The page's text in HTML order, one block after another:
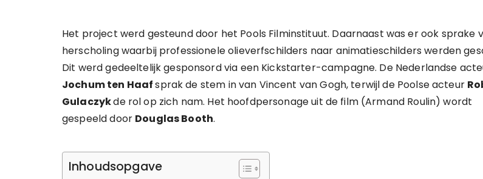
Het project werd gesteund door het Pools Filminstituut. Daarnaast was er ook sprake
herscholing waarbij professionele olieverfschilders naar animatieschilders werden
Dit werd gedeeltelijk gesponsord via een Kickstarter-campagne. De Nederlandse
Jochum ten Haafsprak de stem in van Vincent van Gogh, terwijl de Poolse acteur
Gulaczykde rol op zich nam. Het hoofdpersonage uit de film (Armand Roulin) wordt
gespeeld door Douglas Booth.
Inhoudsopgave